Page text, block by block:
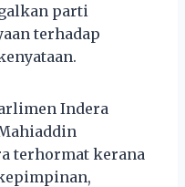
parti
terhadap
Indera
terhormat kerana